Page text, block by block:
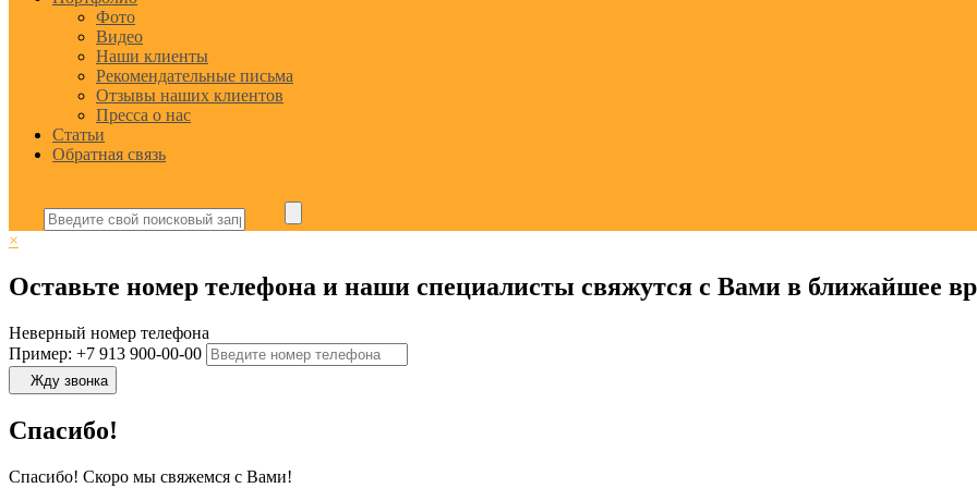
Фото
Видео
Наши клиенты
Рекомендательные письма
Отзывы наших клиентов
Пресса о нас
Статьи
Обратная связь
×
Оставьте номер телефона и наши специалисты свяжутся с Вами в ближайшее
Неверный номер телефона
Пример: +7 913 900-00-00
Жду звонка
Спасибо!
Спасибо! Скоро мы свяжемся с Вами!